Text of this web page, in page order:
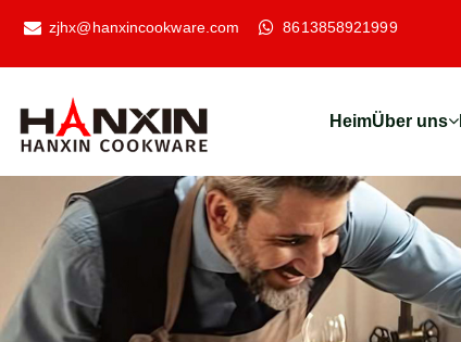
zjhx@hanxincookware.com 8613858921999
HeimÜber uns